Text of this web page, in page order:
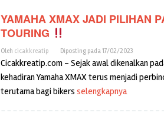
YAMAHA XMAX JADI PILIHAN
TOURING
Oleh cicakkreatip Diposting pada17/02/2023
Cicakkreatip.com – Sejak awal dikenalkan
kehadiran Yamaha XMAX terus menjadi
terutama bagi bikers selengkapnya